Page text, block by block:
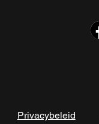
Privacybeleid